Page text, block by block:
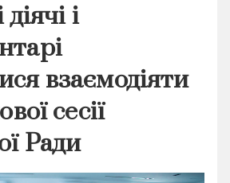
і
взаємодіяти
сесії
Ради